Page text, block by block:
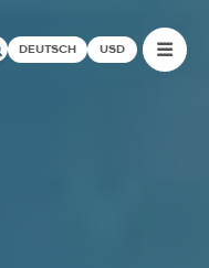
DEUTSCH USD